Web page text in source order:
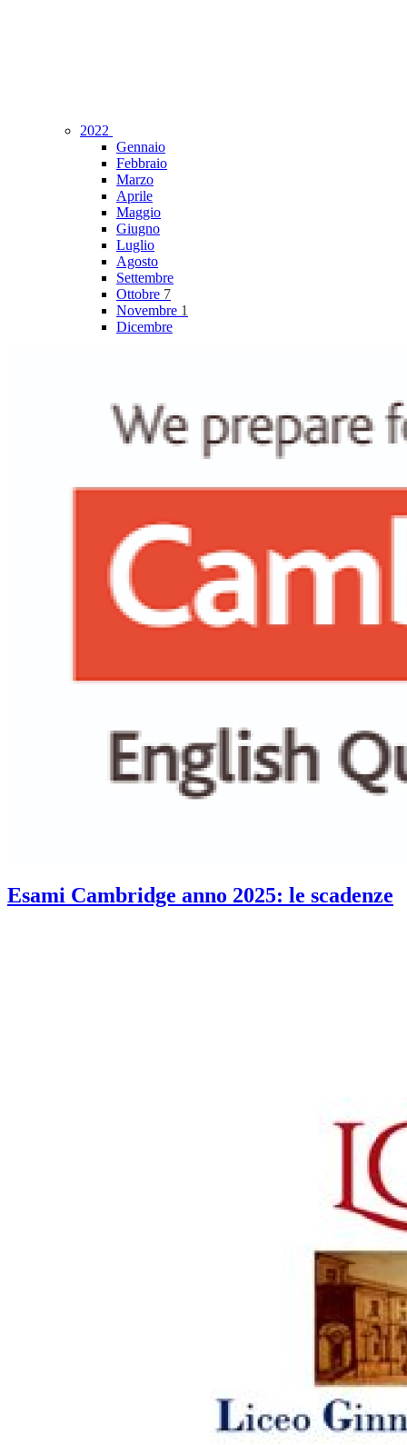
2022
Gennaio
Febbraio
Marzo
Aprile
Maggio
Giugno
Luglio
Agosto
Settembre
Ottobre 7
Novembre 1
Dicembre
Esami Cambridge anno 2025: le scadenze